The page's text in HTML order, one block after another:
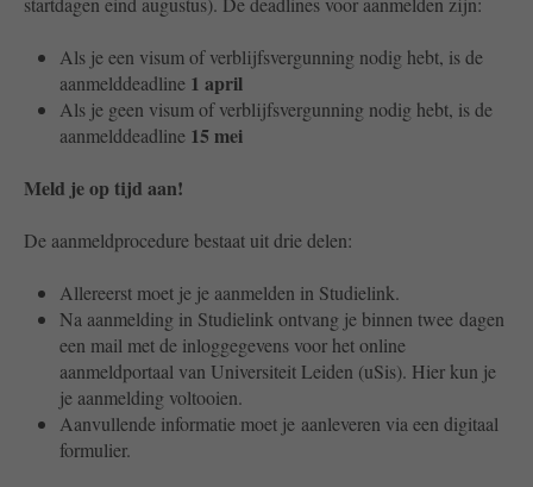
Als je een visum of verblijfsvergunning nodig hebt, is de
aanmelddeadline 1 april
Als je geen visum of verblijfsvergunning nodig hebt, is de
aanmelddeadline 15 mei
Meld je op tijd aan!
De aanmeldprocedure bestaat uit drie delen:
Allereerst moet je je aanmelden in Studielink.
Na aanmelding in Studielink ontvang je binnen twee dagen
een mail met de inloggegevens voor het online
aanmeldportaal van Universiteit Leiden (uSis). Hier kun je
je aanmelding voltooien.
Aanvullende informatie moet je aanleveren via een digitaal
formulier.